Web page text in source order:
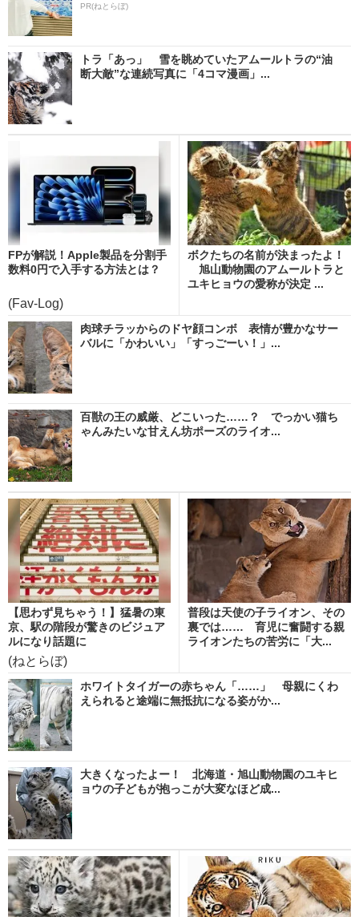
PR(ねとらぼ)
トラ「あっ」 雪を眺めていたアムールトラの“油
断大敵”な連続写真に「4コマ漫画」...
FPが解説！Apple製品を分割手
数料0円で入手する方法とは？
(Fav-Log)
ボクたちの名前が決まったよ！
旭山動物園のアムールトラと
ユキヒョウの愛称が決定 ...
肉球チラッからのドヤ顔コンボ 表情が豊かなサー
バルに「かわいい」「すっごーい！」...
百獣の王の威厳、どこいった……？ でっかい猫ち
ゃんみたいな甘えん坊ポーズのライオ...
【思わず見ちゃう！】猛暑の東
京、駅の階段が驚きのビジュア
ルになり話題に
(ねとらぼ)
普段は天使の子ライオン、その
裏では…… 育児に奮闘する親
ライオンたちの苦労に「大...
ホワイトタイガーの赤ちゃん「……」 母親にくわ
えられると途端に無抵抗になる姿がか...
大きくなったよー！ 北海道・旭山動物園のユキヒ
ョウの子どもが抱っこが大変なほど成...